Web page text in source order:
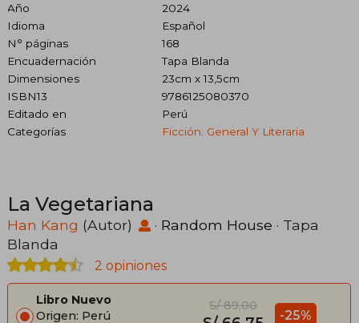
Año
2024
Idioma
Español
N° páginas
168
Encuadernación
Tapa Blanda
Dimensiones
23cm x 13,5cm
ISBN13
9786125080370
Editado en
Perú
Categorías
Ficción: General Y Literaria
La Vegetariana
Han Kang (Autor) · Random House · Tapa
Blanda
2 opiniones
Libro Nuevo
Origen: Perú
S/ 89,00
-25%